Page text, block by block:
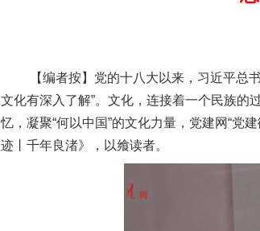
【编者按】党的十八大以来，习近平总书
文化有深入了解”。文化，连接着一个民族的
忆，凝聚“何以中国”的文化力量，党建网“党
迹丨千年良渚》，以飨读者。